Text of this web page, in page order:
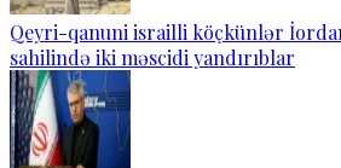
Qeyri-qanuni israilli köçkünlər
sahilində iki məscidi yandırıblar